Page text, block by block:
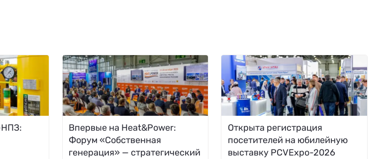
НПЗ:
Впервые на Heat&Power:
Форум «Собственная
генерация» — стратегический
Открыта регистрация
посетителей на юбилейную
выставку PCVExpo-2026